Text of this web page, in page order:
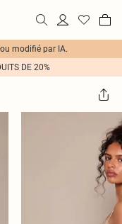
modifié par IA.
DE 20%